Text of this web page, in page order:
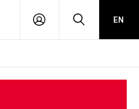
PŘIHLÁSIT HLEDATEN